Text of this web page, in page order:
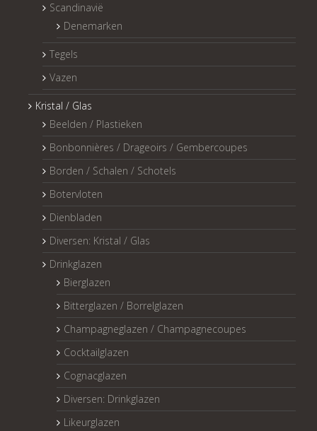
Scandinavië
Denemarken
Tegels
Vazen
Kristal / Glas
Beelden / Plastieken
Bonbonnières / Drageoirs / Gembercoupes
Borden / Schalen / Schotels
Botervloten
Dienbladen
Diversen: Kristal / Glas
Drinkglazen
Bierglazen
Bitterglazen / Borrelglazen
Champagneglazen / Champagnecoupes
Cocktailglazen
Cognacglazen
Diversen: Drinkglazen
Likeurglazen